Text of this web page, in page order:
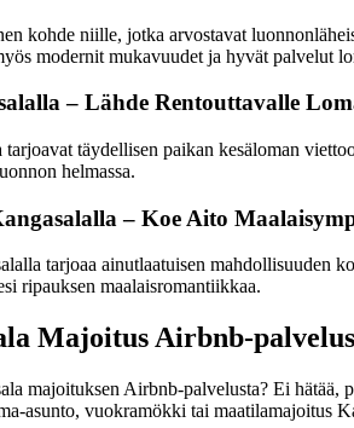
kohde niille, jotka arvostavat
modernit mukavuudet ja hyvät palvelut
– Lähde Rentouttavalle
täydellisen paikan kesäloman
helmassa.
– Koe Aito
tarjoaa ainutlaatuisen mahdollisuuden
ripauksen maalaisromantiikkaa.
Majoitus Airbnb-
majoituksen Airbnb-palvelusta? Ei
asunto, vuokramökki tai maatilamajoitus